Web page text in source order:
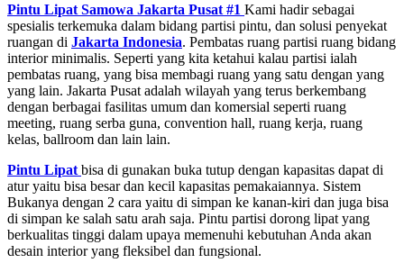
Pintu Lipat Samowa Jakarta Pusat #1 Kami hadir sebagai
spesialis terkemuka dalam bidang partisi pintu, dan solusi penyekat
ruangan di Jakarta Indonesia. Pembatas ruang partisi ruang bidang
interior minimalis. Seperti yang kita ketahui kalau partisi ialah
pembatas ruang, yang bisa membagi ruang yang satu dengan yang
yang lain. Jakarta Pusat adalah wilayah yang terus berkembang
dengan berbagai fasilitas umum dan komersial seperti ruang
meeting, ruang serba guna, convention hall, ruang kerja, ruang
kelas, ballroom dan lain lain.
Pintu Lipat bisa di gunakan buka tutup dengan kapasitas dapat di
atur yaitu bisa besar dan kecil kapasitas pemakaiannya. Sistem
Bukanya dengan 2 cara yaitu di simpan ke kanan-kiri dan juga bisa
di simpan ke salah satu arah saja. Pintu partisi dorong lipat yang
berkualitas tinggi dalam upaya memenuhi kebutuhan Anda akan
desain interior yang fleksibel dan fungsional.